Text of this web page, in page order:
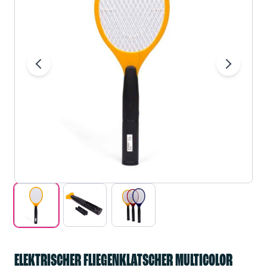
ELEKTRISCHER FLIEGENKLATSCHER MULTICOLOR